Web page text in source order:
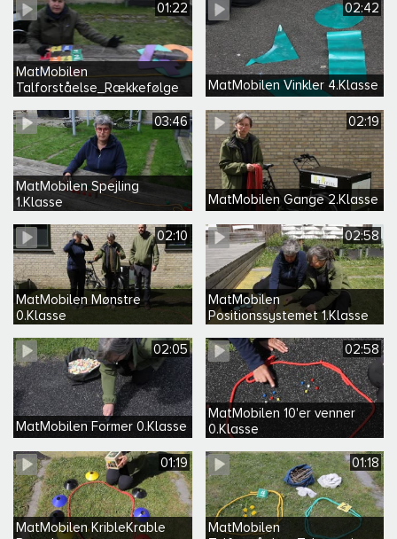
01:22
MatMobilen
Talforståelse_Rækkefølge
02:42
MatMobilen Vinkler 4.Klasse
03:46
MatMobilen Spejling
1.Klasse
02:19
MatMobilen Gange 2.Klasse
02:10
MatMobilen Mønstre
0.Klasse
02:58
MatMobilen
Positionssystemet 1.Klasse
02:05
MatMobilen Former 0.Klasse
02:58
MatMobilen 10'er venner
0.Klasse
01:19
MatMobilen KribleKrable
01:18
MatMobilen